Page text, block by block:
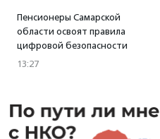
Пенсионеры Самарской
области освоят правила
цифровой безопасности
13:27